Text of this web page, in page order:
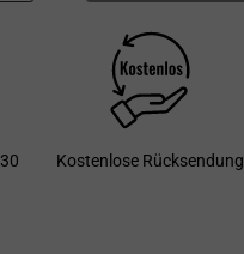
Kostenlose Rücksendung